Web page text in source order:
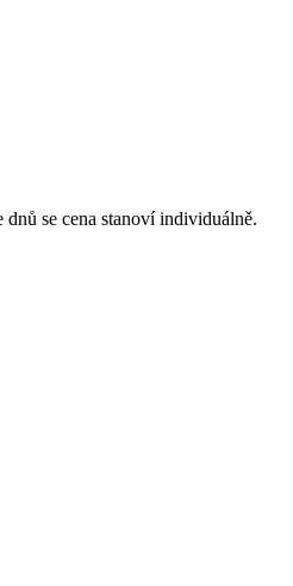
se cena stanoví individuálně.